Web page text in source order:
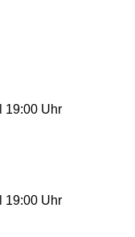
19:00 Uhr
19:00 Uhr